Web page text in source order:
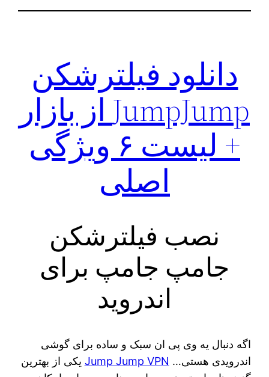
دانلود فیلترشکن
JumpJump از بازار
+ لیست ۶ ویژگی
اصلی
نصب فیلترشکن
جامپ جامپ برای
اندروید
اگه دنبال یه وی پی ان سبک و ساده برای گوشی
اندرویدی هستی… Jump Jump VPN یکی از بهترین